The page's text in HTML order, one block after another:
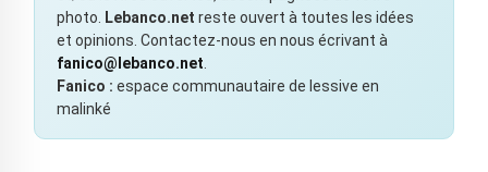
photo.
Lebanco.net reste ouvert à toutes les idées
et opinions. Contactez-nous en nous écrivant à
fanico@lebanco.net
Fanico : espace communautaire de lessive en
malinké